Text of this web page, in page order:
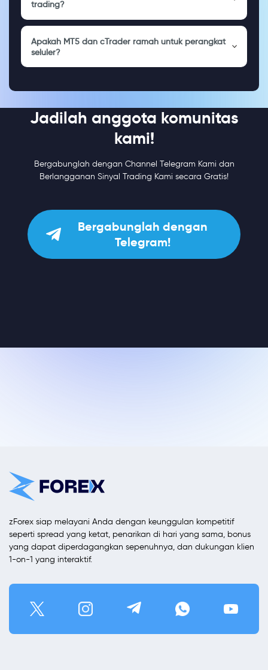
trading?
Apakah MT5 dan cTrader ramah untuk perangkat
seluler?
Jadilah anggota komunitas
kami!
Bergabunglah dengan Channel Telegram Kami dan
Berlangganan Sinyal Trading Kami secara Gratis!
Bergabunglah dengan
Telegram!
zForex siap melayani Anda dengan keunggulan kompetitif
seperti spread yang ketat, penarikan di hari yang sama, bonus
yang dapat diperdagangkan sepenuhnya, dan dukungan klien
1-on-1 yang interaktif.